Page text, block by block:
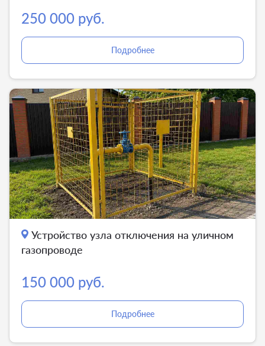
250 000 руб.
Подробнее
Устройство узла отключения на уличном
газопроводе
150 000 руб.
Подробнее